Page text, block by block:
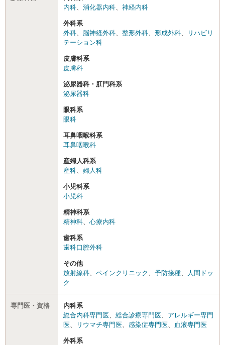
内科
消化器内科 神経内科
外科系
外科
脳神経外科 整形外科 形成外科
リハビリ
テーション科
皮膚科系
皮膚科
泌尿器科・肛門科系
泌尿器科
眼科系
眼科
耳鼻咽喉科系
耳鼻咽喉科
産婦人科系
産科
婦人科
小児科系
小児科
精神科系
精神科
心療内科
歯科系
歯科口腔外科
その他
放射線科
ペインクリニック 予防接種
人間ドッ
ク
専門医・資格
内科系
総合内科専門医
総合診療専門医
アレルギー専門
医
リウマチ専門医 感染症専門医 血液専門医
外科系